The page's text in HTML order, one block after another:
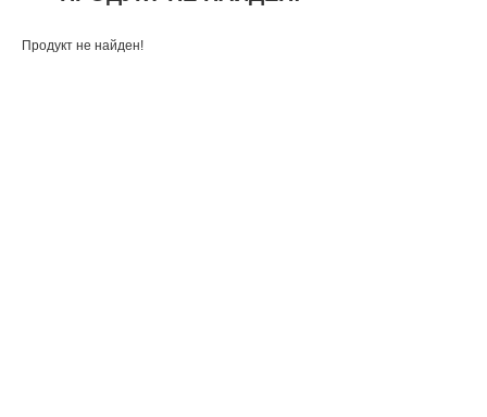
Продукт не найден!